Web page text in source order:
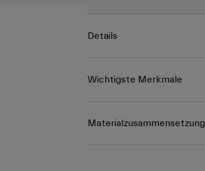
Details
Wichtigste Merkmale
Materialzusammensetzung